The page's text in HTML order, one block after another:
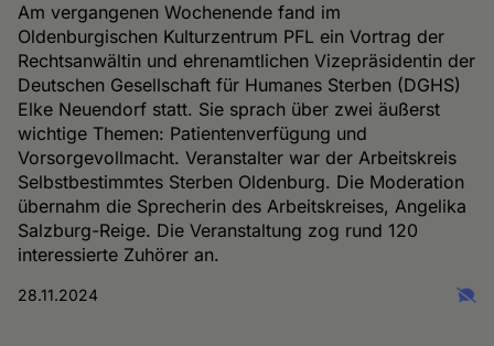
Am vergangenen Wochenende fand im
Oldenburgischen Kulturzentrum PFL ein Vortrag der
Rechtsanwältin und ehrenamtlichen Vizepräsidentin der
Deutschen Gesellschaft für Humanes Sterben (DGHS)
Elke Neuendorf statt. Sie sprach über zwei äußerst
wichtige Themen: Patientenverfügung und
Vorsorgevollmacht. Veranstalter war der Arbeitskreis
Selbstbestimmtes Sterben Oldenburg. Die Moderation
übernahm die Sprecherin des Arbeitskreises, Angelika
Salzburg-Reige. Die Veranstaltung zog rund 120
interessierte Zuhörer an.
28.11.2024